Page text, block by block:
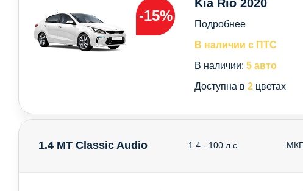
-15%
Kia Rio 2020
Подробнее
В наличии с ПТС
В наличии:5 авто
Доступна в2 цветах
1.4 MT Classic Audio 1.4 - 100 л.с.